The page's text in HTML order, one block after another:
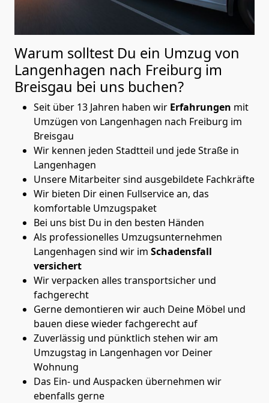
Warum solltest Du ein Umzug von
Langenhagen nach Freiburg im
Breisgau bei uns buchen?
Seit über 13 Jahren haben wir Erfahrungen mit
Umzügen von Langenhagen nach Freiburg im
Breisgau
Wir kennen jeden Stadtteil und jede Straße in
Langenhagen
Unsere Mitarbeiter sind ausgebildete Fachkräfte
Wir bieten Dir einen Fullservice an, das
komfortable Umzugspaket
Bei uns bist Du in den besten Händen
Als professionelles Umzugsunternehmen
Langenhagen sind wir im Schadensfall
versichert
Wir verpacken alles transportsicher und
fachgerecht
Gerne demontieren wir auch Deine Möbel und
bauen diese wieder fachgerecht auf
Zuverlässig und pünktlich stehen wir am
Umzugstag in Langenhagen vor Deiner
Wohnung
Das Ein- und Auspacken übernehmen wir
ebenfalls gerne